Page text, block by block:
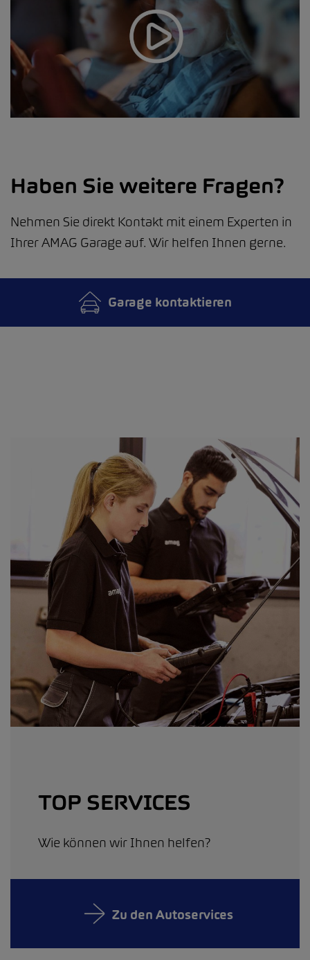
Haben Sie weitere Fragen?
Nehmen Sie direkt Kontakt mit einem Experten in
Ihrer AMAG Garage auf. Wir helfen Ihnen gerne.
Garage kontaktieren
TOP SERVICES
Wie können wir Ihnen helfen?
Zu den Autoservices